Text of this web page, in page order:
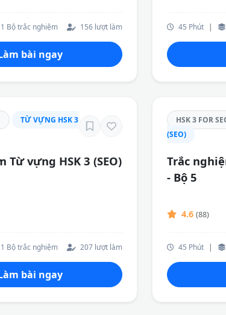
1 Bộ trắc nghiệm 156 lượt làm
bài ngay
45 Phút |
TỪ VỰNG HSK 3
Từ vựng HSK 3 (SEO)
1 Bộ trắc nghiệm 207 lượt làm
bài ngay
HSK 3 FOR
(SEO)
Trắc
- Bộ 5
4.6 (88)
45 Phút |